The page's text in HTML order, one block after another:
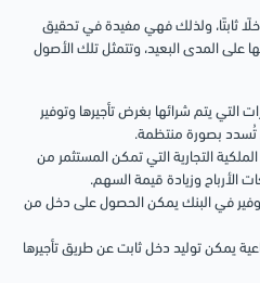
ثابتًا، ولذلك فهي مفيدة في تحقيق
على المدى البعيد، وتتمثل تلك الأصول
التي يتم شرائها بغرض تأجيرها وتوفير
تُسدد بصورة منتظمة.
التجارية التي تمكن المستثمر من
الأرباح وزيادة قيمة السهم.
في البنك يمكن الحصول على دخل من
يمكن توليد دخل ثابت عن طريق تأجيرها